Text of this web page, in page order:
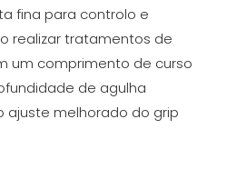
fina para controlo e
realizar tratamentos de
um comprimento de curso
de agulha
ajuste melhorado do grip